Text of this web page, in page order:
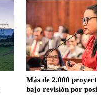
Más de 2.000
bajo revisión por